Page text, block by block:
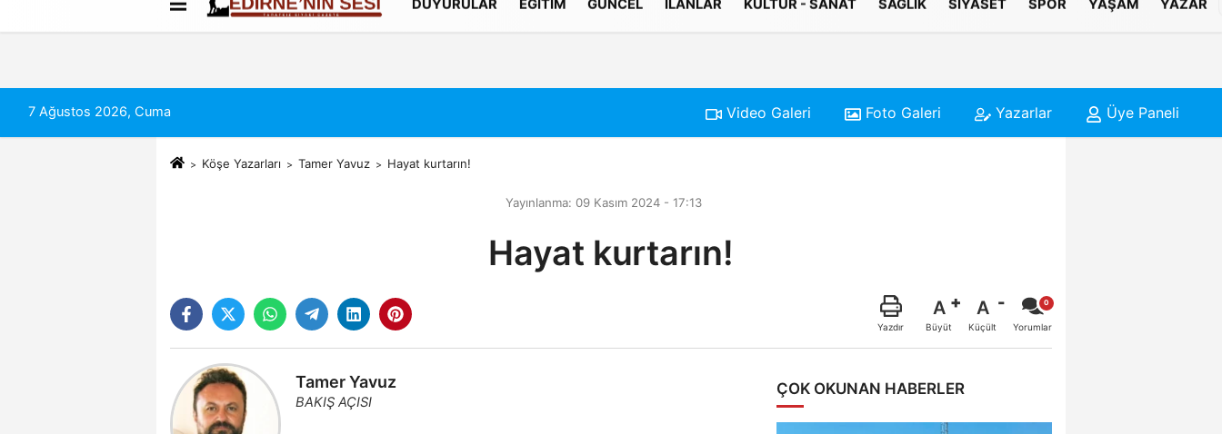
Künye İletişim Çerez Politikası
DUYURULAR EĞITIM GÜNCEL İLANLAR KÜLTÜR - SANAT SAĞLIK SIYASET SPOR YAŞAM YAZAR
7 Ağustos 2026, Cuma Video Galeri Foto Galeri Yazarlar Üye Paneli
Köşe Yazarları Tamer Yavuz Hayat kurtarın!
Yayınlanma: 09 Kasım 2024 - 17:13
Hayat kurtarın!
Yazdır
A
Büyüt
A
Küçült Yorumlar
Tamer Yavuz
BAKIŞ AÇISI
ÇOK OKUNAN HABERLER